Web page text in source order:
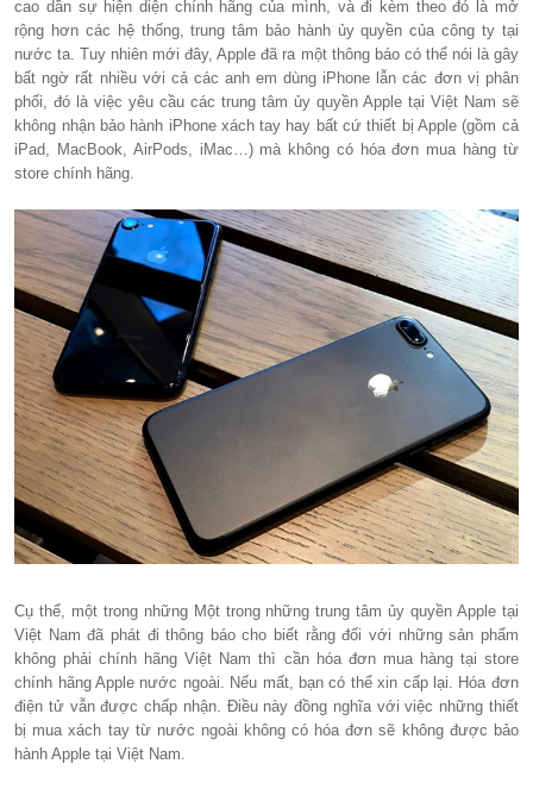
cao dần sự hiện diện chính hãng của mình, và đi kèm theo đó là mở
rộng hơn các hệ thống, trung tâm bảo hành ủy quyền của công ty tại
nước ta. Tuy nhiên mới đây, Apple đã ra một thông báo có thể nói là gây
bất ngờ rất nhiều với cả các anh em dùng iPhone lẫn các đơn vị phân
phối, đó là việc yêu cầu các trung tâm ủy quyền Apple tại Việt Nam sẽ
không nhận bảo hành iPhone xách tay hay bất cứ thiết bị Apple (gồm cả
iPad, MacBook, AirPods, iMac…) mà không có hóa đơn mua hàng từ
store chính hãng.
Cụ thể, một trong những Một trong những trung tâm ủy quyền Apple tại
Việt Nam đã phát đi thông báo cho biết rằng đối với những sản phẩm
không phải chính hãng Việt Nam thì cần hóa đơn mua hàng tại store
chính hãng Apple nước ngoài. Nếu mất, bạn có thể xin cấp lại. Hóa đơn
điện tử vẫn được chấp nhận. Điều này đồng nghĩa với việc những thiết
bị mua xách tay từ nước ngoài không có hóa đơn sẽ không được bảo
hành Apple tại Việt Nam.